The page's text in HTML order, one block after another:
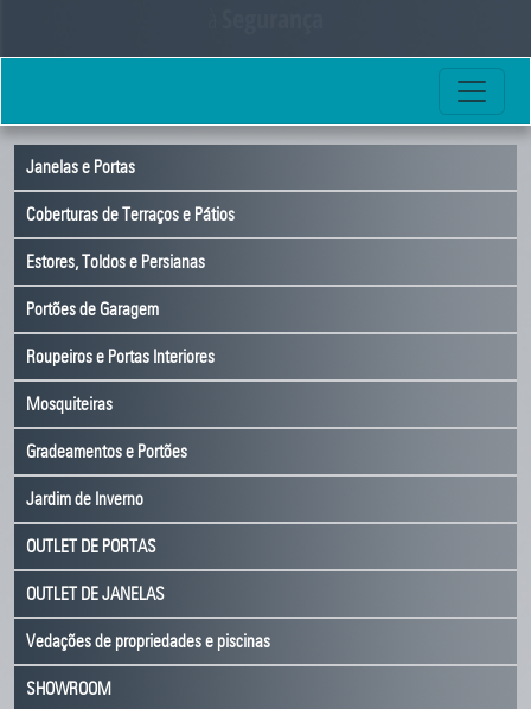
Janelas e Portas
Coberturas de Terraços e Pátios
Estores, Toldos e Persianas
Portões de Garagem
Roupeiros e Portas Interiores
Mosquiteiras
Gradeamentos e Portões
Jardim de Inverno
OUTLET DE PORTAS
OUTLET DE JANELAS
Vedações de propriedades e piscinas
SHOWROOM